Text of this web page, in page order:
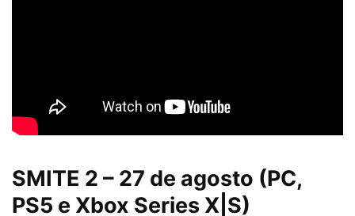
SMITE 2 – 27 de agosto (PC,
PS5 e Xbox Series X|S)